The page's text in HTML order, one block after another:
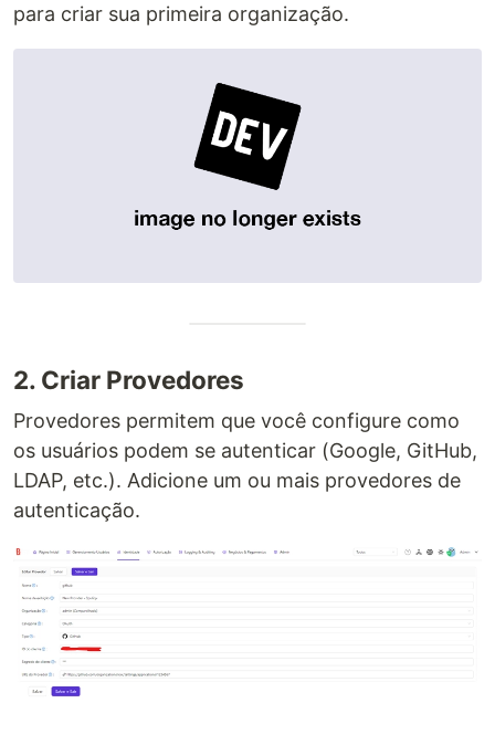
para criar sua primeira organização.
2. Criar Provedores
Provedores permitem que você configure como
os usuários podem se autenticar (Google, GitHub,
LDAP, etc.). Adicione um ou mais provedores de
autenticação.